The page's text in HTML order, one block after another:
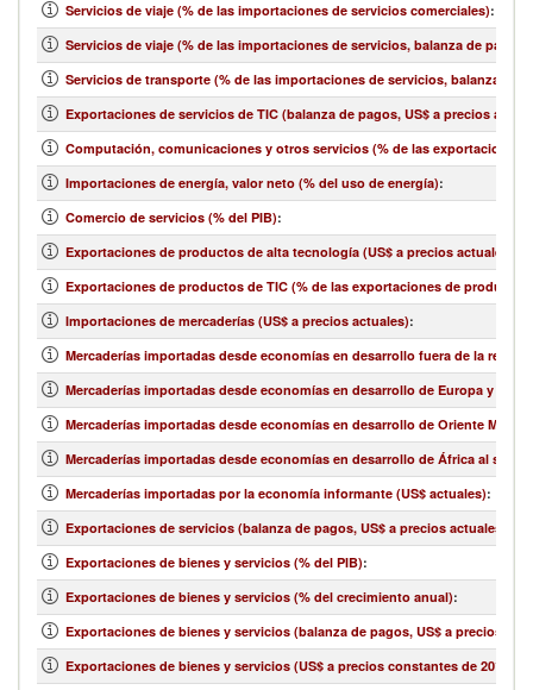
Servicios de viaje (% de las importaciones de servicios comerciales):
Servicios de viaje (% de las importaciones de servicios, balanza de pagos)
Servicios de transporte (% de las importaciones de servicios, balanza de
Exportaciones de servicios de TIC (balanza de pagos, US$ a precios
Computación, comunicaciones y otros servicios (% de las exportaciones
Importaciones de energía, valor neto (% del uso de energía):
Comercio de servicios (% del PIB):
Exportaciones de productos de alta tecnología (US$ a precios actuales)
Exportaciones de productos de TIC (% de las exportaciones de productos)
Importaciones de mercaderías (US$ a precios actuales):
Mercaderías importadas desde economías en desarrollo fuera de la
Mercaderías importadas desde economías en desarrollo de Europa y
Mercaderías importadas desde economías en desarrollo de Oriente
Mercaderías importadas desde economías en desarrollo de África al sur
Mercaderías importadas por la economía informante (US$ actuales):
Exportaciones de servicios (balanza de pagos, US$ a precios actuales)
Exportaciones de bienes y servicios (% del PIB):
Exportaciones de bienes y servicios (% del crecimiento anual):
Exportaciones de bienes y servicios (balanza de pagos, US$ a precios
Exportaciones de bienes y servicios (US$ a precios constantes de 2010)